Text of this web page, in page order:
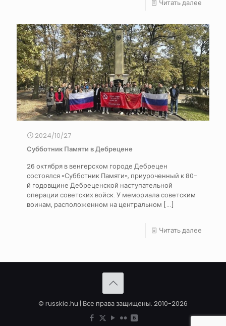
Читать далее
2024/10/27
Субботник Памяти в Дебрецене
26 октября в венгерском городе Дебрецен
состоялся «Субботник Памяти», приуроченный к 80-
й годовщине Дебреценской наступательной
операции советских войск. У мемориала советским
воинам, расположенном на центральном […]
Читать далее
© russkie.hu | Все права защищены. 2010-2026